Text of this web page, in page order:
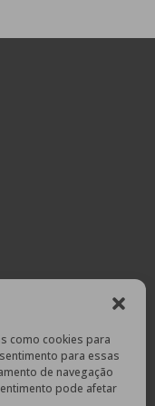
como cookies para
para essas
de navegação
pode afetar